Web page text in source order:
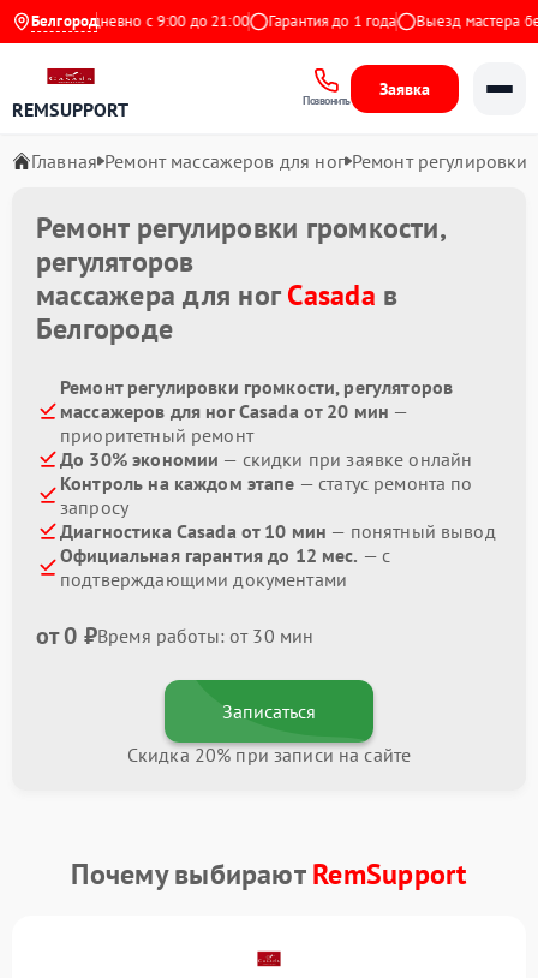
Белгород
Ежедневно с 9:00 до 21:00 Гарантия до 1 года Выезд мастера
REMSUPPORT Позвонить
Заявка
Главная Ремонт массажеров для ног Ремонт регулировки
Ремонт регулировки громкости,
регуляторов
массажера для ногCasada в
Белгороде
Ремонт регулировки громкости, регуляторов
массажеров для ног Casada от 20 мин —
приоритетный ремонт
До 30% экономии — скидки при заявке онлайн
Контроль на каждом этапе — статус ремонта по
запросу
Диагностика Casada от 10 мин — понятный вывод
Официальная гарантия до 12 мес. — с
подтверждающими документами
от 0 ₽Время работы: от 30 мин
Записаться
Скидка 20% при записи на сайте
Почему выбираютRemSupport